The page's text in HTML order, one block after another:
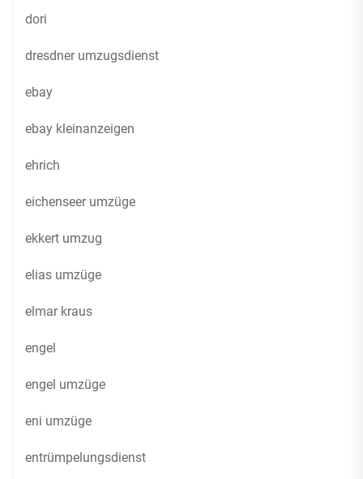
dori
dresdner umzugsdienst
ebay
ebay kleinanzeigen
ehrich
eichenseer umzüge
ekkert umzug
elias umzüge
elmar kraus
engel
engel umzüge
eni umzüge
entrümpelungsdienst